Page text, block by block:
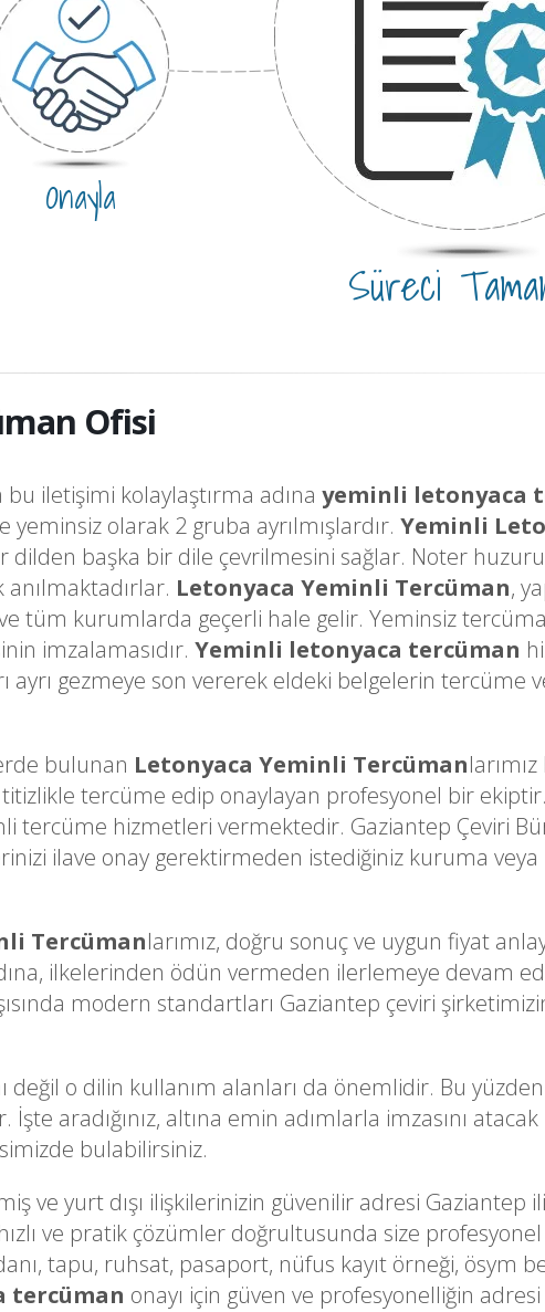
Onayla
Süreci
Ofisi
bu iletişimi kolaylaştırma adına yeminli letonyaca
yeminsiz olarak 2 gruba ayrılmışlardır. Yeminli
dilden başka bir dile çevrilmesini sağlar. Noter
anılmaktadırlar. Letonyaca Yeminli Tercüman,
tüm kurumlarda geçerli hale gelir. Yeminsiz
imzalamasıdır. Yeminli letonyaca tercüman
gezmeye son vererek eldeki belgelerin tercüme
bulunan Letonyaca Yeminli Tercüman
tercüme edip onaylayan profesyonel bir
tercüme hizmetleri vermektedir. Gaziantep Çeviri
ilave onay gerektirmeden istediğiniz kuruma
Tercümanlarımız, doğru sonuç ve uygun fiyat
ilkelerinden ödün vermeden ilerlemeye devam
modern standartları Gaziantep çeviri
değil o dilin kullanım alanları da önemlidir. Bu
aradığınız, altına emin adımlarla imzasını
bulabilirsiniz.
ve yurt dışı ilişkilerinizin güvenilir adresi Gaziantep
ve pratik çözümler doğrultusunda size
tapu, ruhsat, pasaport, nüfus kayıt örneği, ösym
tercüman onayı için güven ve profesyonelliğin